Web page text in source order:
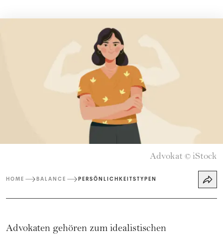
Advokat © iStock
HOME BALANCE PERSÖNLICHKEITSTYPEN
Advokaten gehören zum idealistischen